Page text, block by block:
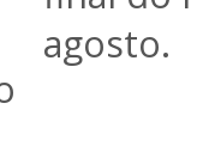
agosto.